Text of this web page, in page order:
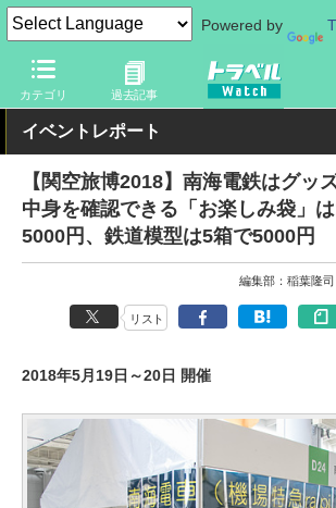
Powered by
カテゴリ 過去記事
トラベル Watch イベント 関空旅博
イベントレポート
【関空旅博2018】南海電鉄はグッ
中身を確認できる「お楽しみ袋」
5000円、鉄道模型は5箱で5000円
編集部：稲葉隆司
リスト
2018年5月19日～20日 開催